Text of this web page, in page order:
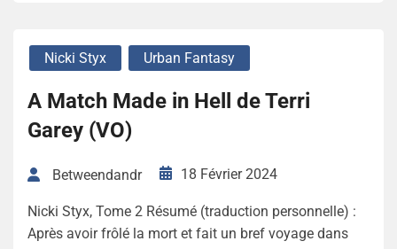
Nicki Styx Urban Fantasy
A Match Made in Hell de Terri
Garey (VO)
Betweendandr 18 Février 2024
Nicki Styx, Tome 2 Résumé (traduction personnelle) :
Après avoir frôlé la mort et fait un bref voyage dans